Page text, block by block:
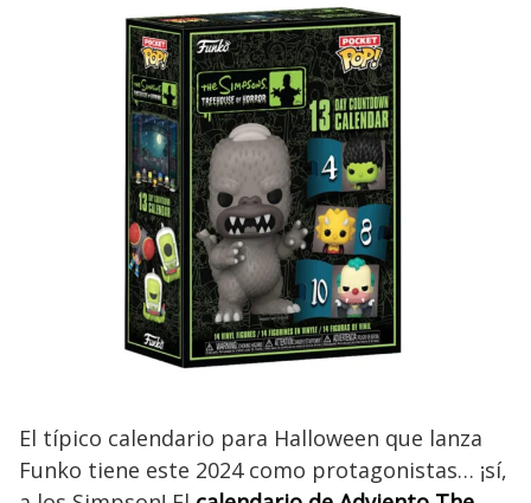
El típico calendario para Halloween que lanza
Funko tiene este 2024 como protagonistas… ¡sí,